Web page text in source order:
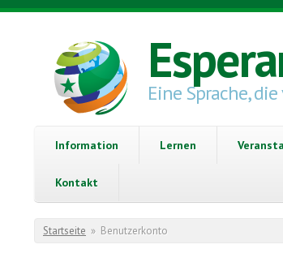
Direkt zum Inhalt
Eine Sprache,
Information Lernen
Kontakt
Sie sind hier
Startseite » Benutzerkonto